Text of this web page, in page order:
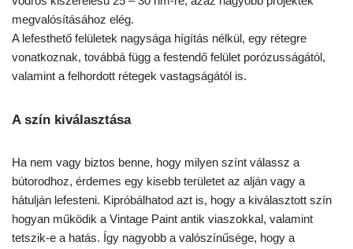
megvalósításához elég.
A lefesthető felületek nagysága hígítás nélkül, egy rétegre
vonatkoznak, továbbá függ a festendő felület porózusságától,
valamint a felhordott rétegek vastagságától is.
A szín kiválasztása
Ha nem vagy biztos benne, hogy milyen színt válassz a
bútorodhoz, érdemes egy kisebb területet az alján vagy a
hátulján lefesteni. Kipróbálhatod azt is, hogy a kiválasztott szín
hogyan működik a Vintage Paint antik viaszokkal, valamint
tetszik-e a hatás. Így nagyobb a valószínűsége, hogy a